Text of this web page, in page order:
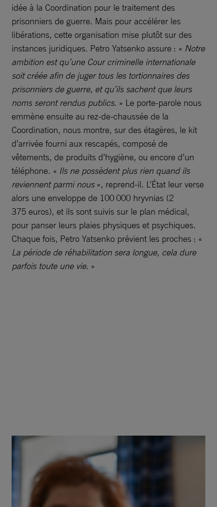
idée à la Coordination pour le traitement des
prisonniers de guerre. Mais pour accélérer les
libérations, cette organisation mise plutôt sur des
instances juridiques. Petro Yatsenko assure : « Notre
ambition est qu’une Cour criminelle internationale
soit créée afin de juger tous les tortionnaires des
prisonniers de guerre, et qu’ils sachent que leurs
noms seront rendus publics. » Le porte-parole nous
emmène ensuite au rez-de-chaussée de la
Coordination, nous montre, sur des étagères, le kit
d’arrivée fourni aux rescapés, composé de
vêtements, de produits d’hygiène, ou encore d’un
téléphone. « Ils ne possèdent plus rien quand ils
reviennent parmi nous », reprend-il. L’État leur verse
alors une enveloppe de 100 000 hryvnias (2
375 euros), et ils sont suivis sur le plan médical,
pour panser leurs plaies physiques et psychiques.
Chaque fois, Petro Yatsenko prévient les proches : «
La période de réhabilitation sera longue, cela dure
parfois toute une vie. »